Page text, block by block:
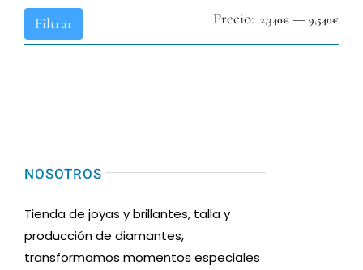
Filtrar Precio: 2,340€ — 9,540€
NOSOTROS
Tienda de joyas y brillantes, talla y
producción de diamantes,
transformamos momentos especiales